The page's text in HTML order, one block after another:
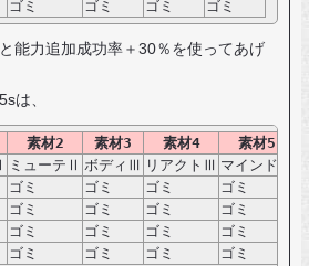
ゴミ ゴミ ゴミ ゴミ
能力追加成功率＋30％を使ってあげ
は、
素材2 素材3 素材4
素材5
ミューテⅡ ボディⅢ リアクトⅢ マインドⅢ
ゴミ ゴミ ゴミ
ゴミ
ゴミ ゴミ ゴミ
ゴミ
ゴミ ゴミ ゴミ
ゴミ
ゴミ ゴミ ゴミ ゴミ